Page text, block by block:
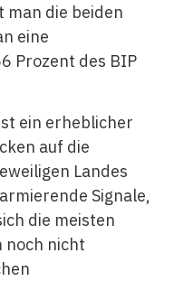
man die beiden
eine
Prozent des BIP
ein erheblicher
auf die
Landes
Signale,
die meisten
noch nicht